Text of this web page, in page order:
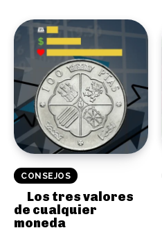
CONSEJOS
Los tres valores
de cualquier
moneda